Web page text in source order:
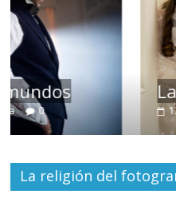
Las series-
13 marzo, 2026 Julio
La religión del